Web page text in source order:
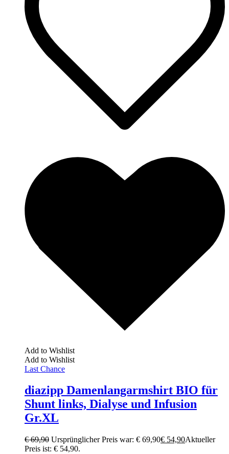
Add to Wishlist
Add to Wishlist
Last Chance
diazipp Damenlangarmshirt BIO für
Shunt links, Dialyse und Infusion
Gr.XL
€69,90 Ursprünglicher Preis war: € 69,90€ 54,90Aktueller
Preis ist: € 54,90.